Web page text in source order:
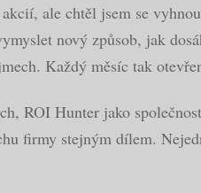
akcií, ale chtěl jsem se
nový způsob, jak
Každý měsíc tak
ROI Hunter jako
firmy stejným dílem.